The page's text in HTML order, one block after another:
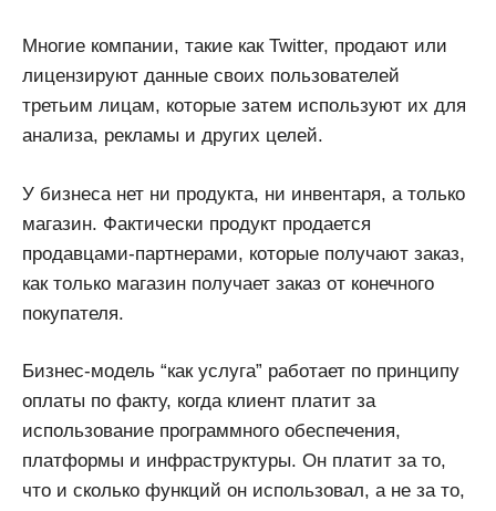
Многие компании, такие как Twitter, продают или
лицензируют данные своих пользователей
третьим лицам, которые затем используют их для
анализа, рекламы и других целей.
У бизнеса нет ни продукта, ни инвентаря, а только
магазин. Фактически продукт продается
продавцами-партнерами, которые получают заказ,
как только магазин получает заказ от конечного
покупателя.
Бизнес-модель “как услуга” работает по принципу
оплаты по факту, когда клиент платит за
использование программного обеспечения,
платформы и инфраструктуры. Он платит за то,
что и сколько функций он использовал, а не за то,